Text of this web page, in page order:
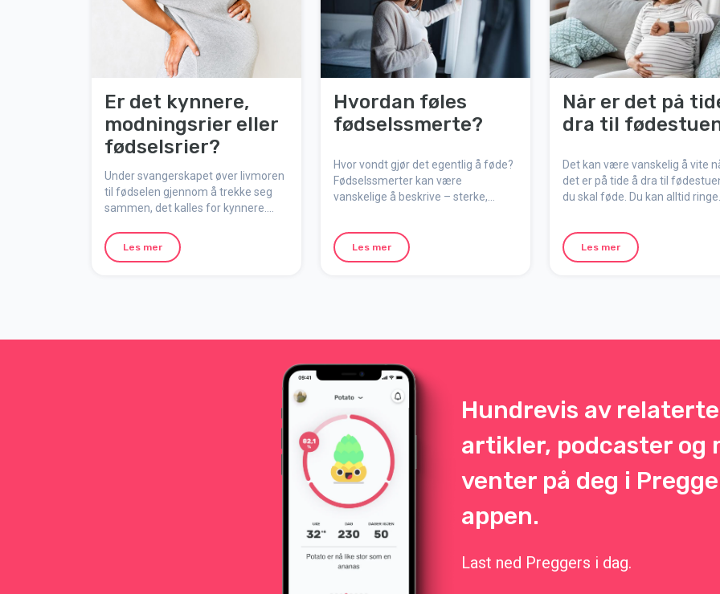
Er det kynnere,
modningsrier eller
fødselsrier?
Under svangerskapet øver livmoren
til fødselen gjennom å trekke seg
sammen, det kalles for kynnere.
modningsrier og fødselsrier?
Les mer
Hvordan føles
fødselssmerte?
Hvor vondt gjør det egentlig å føde?
Fødselssmerter kan være
vanskelige å beskrive – sterke,
midlertidige. Her forklarer vi hvordan
smerten føles, hvorfor den oppstår
Les mer
Når er det på
dra til
Det kan være vanskelig å vite
det er på tide å dra til
du skal føde. Du kan alltid ringe
Les mer
Hundrevis av relaterte
artikler, podcaster og
venter på deg i
appen.
Last ned Preggers i dag.